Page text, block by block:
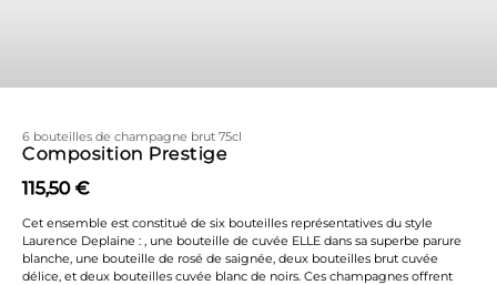
6 bouteilles de champagne brut 75cl
Composition Prestige
115,50 €
Cet ensemble est constitué de six bouteilles représentatives du style
Laurence Deplaine : , une bouteille de cuvée ELLE dans sa superbe parure
blanche, une bouteille de rosé de saignée, deux bouteilles brut cuvée
délice, et deux bouteilles cuvée blanc de noirs. Ces champagnes offrent